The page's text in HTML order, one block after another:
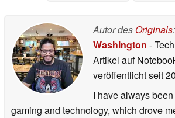
Autor des Originals:
Washington -
Artikel auf
veröffentlichtseit
I have always
gaming and technology, which drove